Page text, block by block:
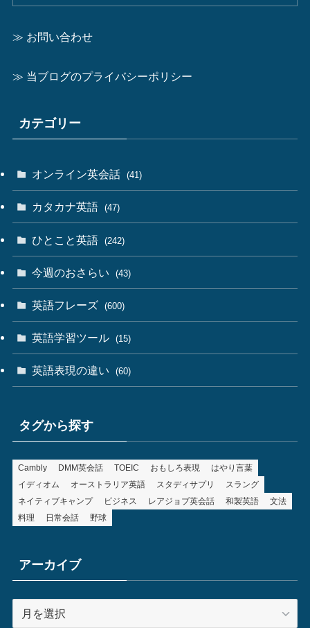
≫ お問い合わせ
≫ 当ブログのプライバシーポリシー
カテゴリー
オンライン英会話 (41)
カタカナ英語 (47)
ひとこと英語 (242)
今週のおさらい (43)
英語フレーズ (600)
英語学習ツール (15)
英語表現の違い (60)
タグから探す
Cambly DMM英会話 TOEIC おもしろ表現
はやり言葉
イディオム
オーストラリア英語 スタディサプリ
スラング
ネイティブキャンプ
ビジネス レアジョブ英会話 和製英語
文法
料理
日常会話 野球
アーカイブ
ー